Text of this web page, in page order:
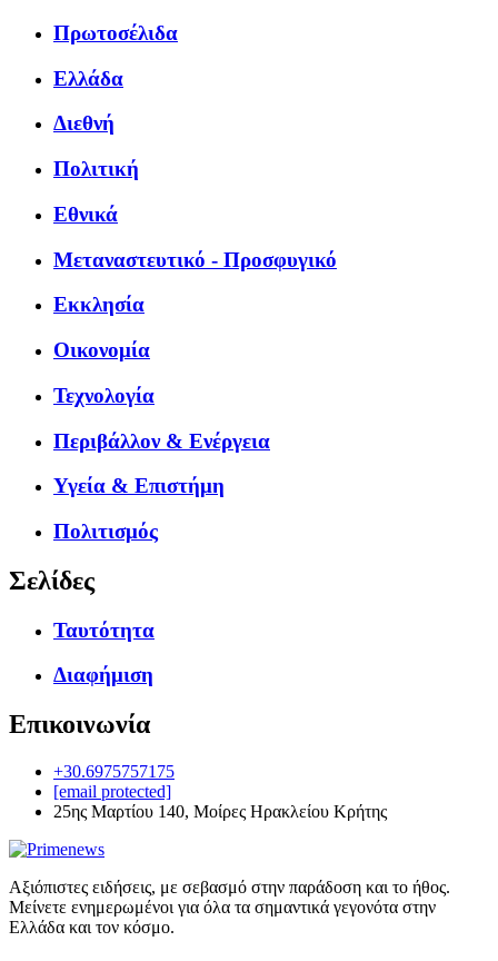
Πρωτοσέλιδα
Ελλάδα
Διεθνή
Πολιτική
Εθνικά
Μεταναστευτικό - Προσφυγικό
Εκκλησία
Οικονομία
Τεχνολογία
Περιβάλλον & Ενέργεια
Υγεία & Επιστήμη
Πολιτισμός
Σελίδες
Ταυτότητα
Διαφήμιση
Επικοινωνία
+30.6975757175
[email protected]
25ης Μαρτίου 140, Μοίρες Ηρακλείου Κρήτης
Αξιόπιστες ειδήσεις, με σεβασμό στην παράδοση και το ήθος.
Μείνετε ενημερωμένοι για όλα τα σημαντικά γεγονότα στην
Ελλάδα και τον κόσμο.